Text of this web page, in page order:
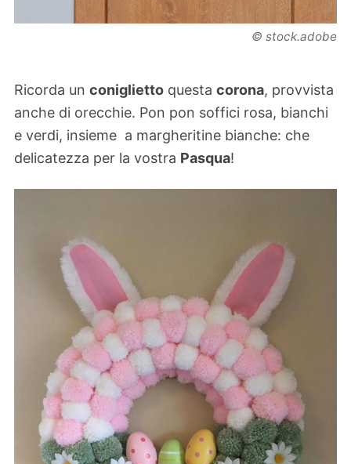
© stock.adobe
Ricorda un coniglietto questa corona, provvista
anche di orecchie. Pon pon soffici rosa, bianchi
e verdi, insieme a margheritine bianche: che
delicatezza per la vostra Pasqua!